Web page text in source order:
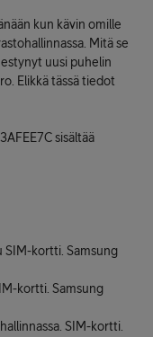
kun kävin omille
Mitä se
uusi puhelin
Elikkä tässä tiedot
sisältää
SIM-kortti. Samsung
kortti. Samsung
SIM-kortti.